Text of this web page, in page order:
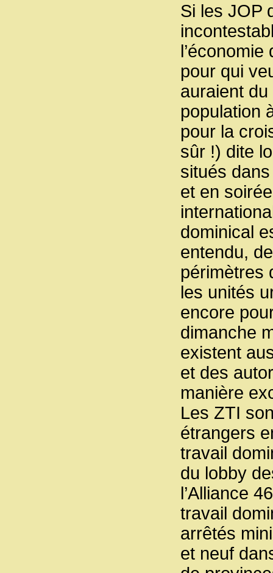
Si les JOP
pour qui
auraient
population
pour la
sûr !) dite
situés
et en
dominical
entendu,
périmètres
les unités
encore
dimanche
existent
et des
manière
Les ZTI
étrangers
travail
du lobby
l’Alliance
travail
arrêtés
et neuf